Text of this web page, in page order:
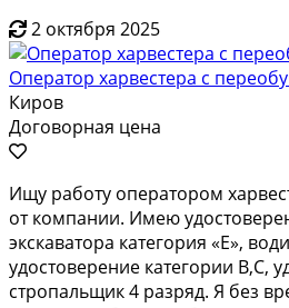
2 октября 2025
Оператор харвестера с
Киров
Договорная цена
Ищу работу оператором
от компании. Имею
экскаватора категория «Е»,
удостоверение категории В,С,
стропальщик 4 разряд. Я без